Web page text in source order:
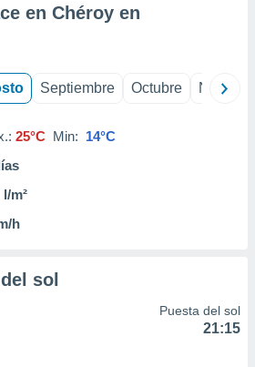
en Chéroy en
Septiembre Octubre
25°C Min: 14°C
l/m²
h
sol
Puesta del sol
21:15